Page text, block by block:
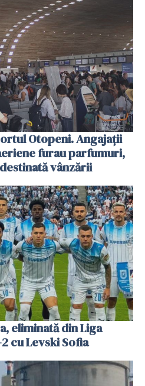
Otopeni. Angajații
furau parfumuri,
vânzării
eliminată din Liga
cu Levski Sofia